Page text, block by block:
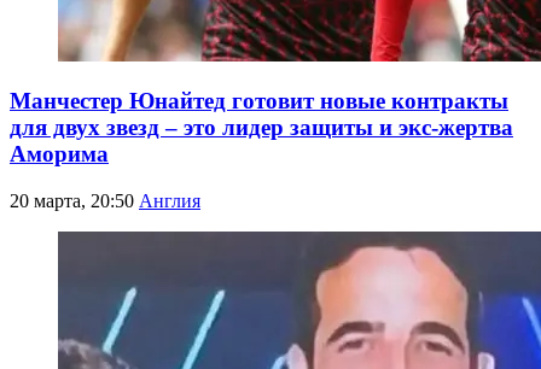
Манчестер Юнайтед готовит новые контракты
для двух звезд – это лидер защиты и экс-жертва
Аморима
20 марта, 20:50 Англия